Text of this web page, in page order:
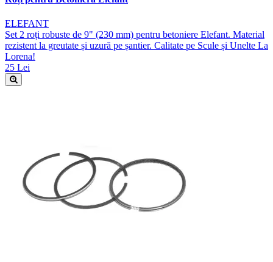
ELEFANT
Set 2 roți robuste de 9" (230 mm) pentru betoniere Elefant. Material
rezistent la greutate și uzură pe șantier. Calitate pe Scule și Unelte La
Lorena!
25 Lei